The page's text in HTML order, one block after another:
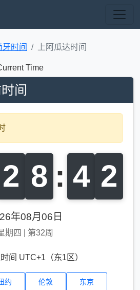
牙时间 上阿瓜达时间
Time
间
2 8 : 4 3
年08月06日
期四 第32周
时间 UTC+1（东1区）
约 伦敦 东京